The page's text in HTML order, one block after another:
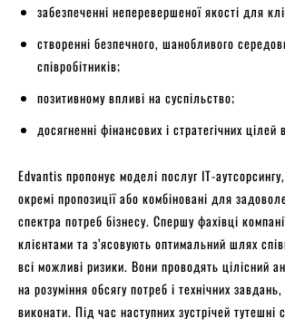
забезпеченні неперевершеної якості для
створенні безпечного, шанобливого
співробітників;
позитивному впливі на суспільство;
досягненні фінансових і стратегічних цілей
Edvantis пропонує моделі послуг ІТ-
окремі пропозиції або комбіновані для
спектра потреб бізнесу. Спершу фахівці
клієнтами та з’ясовують оптимальний шлях
всі можливі ризики. Вони проводять цілісний
на розуміння обсягу потреб і технічних
виконати. Під час наступних зустрічей тутешні